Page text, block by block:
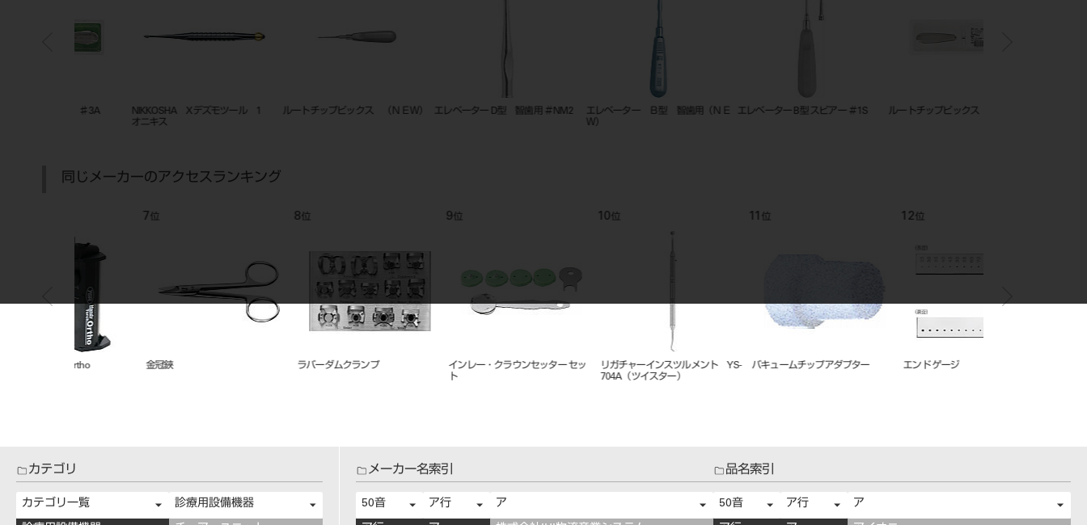
NIKKOSHA Xデズモツール 1
ルートチップピックス （ＮＥＷ） エレベーター D型 智歯用 ＃NM2
エレベーター Ｂ型 智歯用（ＮＥ
エレベーター B型 スピアー ＃1S ルートチップピックス ♯1S
同じメーカーのアクセスランキング
金冠鋏 ラバーダムクランプ
インレー・クラウンセッター セッ
リガチャーインスツルメント YS-
704A（ツイスター）
バキュームチップアダプター エンド ゲージ
カテゴリ
カテゴリ一覧 診療用設備機器
メーカー名索引
50音 ア行 ア
品名索引
50音 ア行 ア